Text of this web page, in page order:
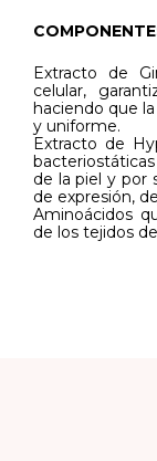
Extracto de
celular,
haciendo que
y uniforme.
Extracto de
de la piel y por
de expresión,
Aminoácidos
de los tejidos